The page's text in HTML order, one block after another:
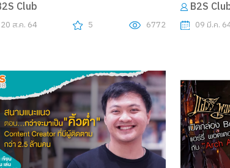
Club
20 ส.ค. 64 5 6772
to UB2S
09 มี.ค.